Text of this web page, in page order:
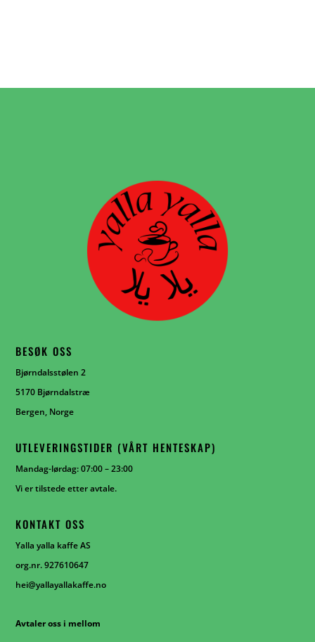
BESØK OSS
Bjørndalsstølen 2
5170 Bjørndalstræ
Bergen, Norge
UTLEVERINGSTIDER (VÅRT HENTESKAP)
Mandag-lørdag: 07:00 – 23:00
Vi er tilstede etter avtale.
KONTAKT OSS
Yalla yalla kaffe AS
org.nr. 927610647
hei@yallayallakaffe.no
Avtaler oss i mellom